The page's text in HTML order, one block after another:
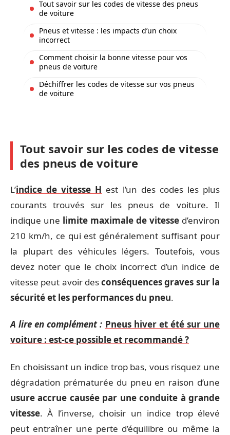
Tout savoir sur les codes de vitesse des pneus
de voiture
Pneus et vitesse : les impacts d’un choix
incorrect
Comment choisir la bonne vitesse pour vos
pneus de voiture
Déchiffrer les codes de vitesse sur vos pneus
de voiture
Tout savoir sur les codes de vitesse
des pneus de voiture
L’indice de vitesse H est l’un des codes les plus
courants trouvés sur les pneus de voiture. Il
indique une limite maximale de vitesse d’environ
210 km/h, ce qui est généralement suffisant pour
la plupart des véhicules légers. Toutefois, vous
devez noter que le choix incorrect d’un indice de
vitesse peut avoir desconséquences graves sur la
sécurité et les performances du pneu.
A lire en complément : Pneus hiver et été sur une
voiture : est-ce possible et recommandé ?
En choisissant un indice trop bas, vous risquez une
dégradation prématurée du pneu en raison d’une
usure accrue causée par une conduite à grande
vitesse. À l’inverse, choisir un indice trop élevé
peut entraîner une perte d’équilibre ou même la